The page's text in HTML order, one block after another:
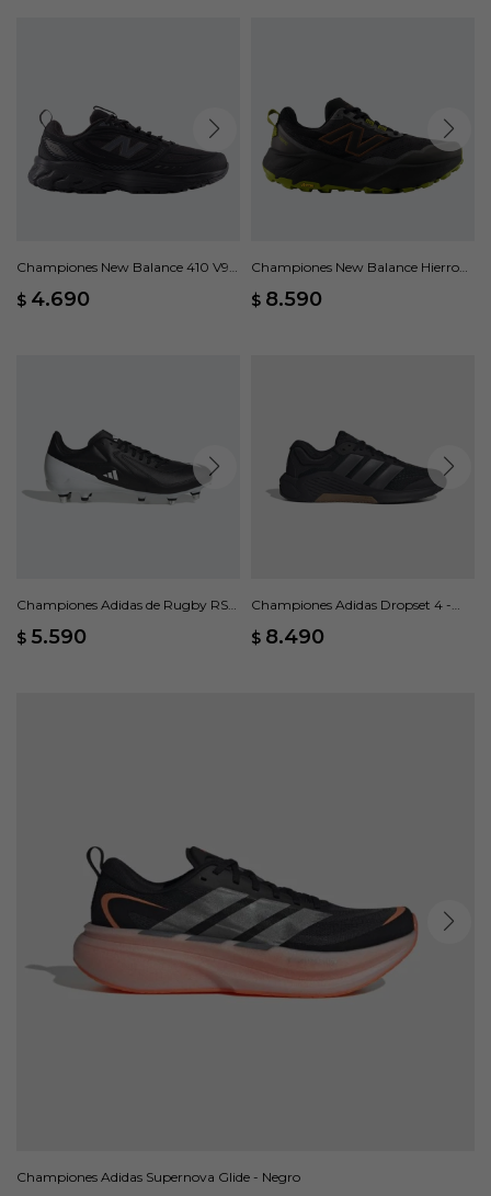
Championes New Balance 410 V9 -
$ 4.690
Championes New Balance Hierro
$ 8.590
Championes Adidas de Rugby RS15
$ 5.590
Championes Adidas Dropset 4 -
$ 8.490
Championes Adidas Supernova Glide - Negro